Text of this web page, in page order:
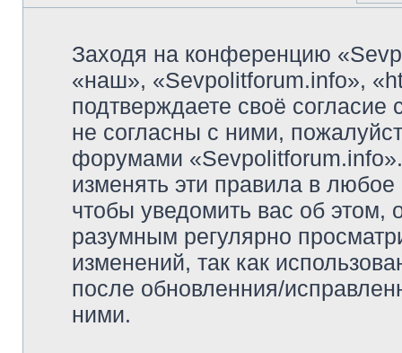
Заходя на конференцию
«наш», «Sevpolitforum.info»,
подтверждаете своё
не согласны с ними,
форумами
изменять эти правила в
чтобы уведомить вас об
разумным регулярно
изменений, так как
после обновленния/
ними.